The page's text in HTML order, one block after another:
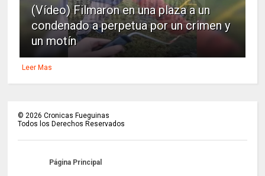
(Vídeo) Filmaron en una plaza a un
condenado a perpetua por un crimen y
un motín
Leer Mas
© 2026 Cronicas Fueguinas
Todos los Derechos Reservados
Página Principal